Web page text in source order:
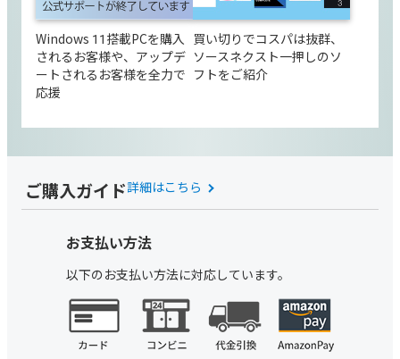
Windows 11搭載PCを購入
されるお客様や、アップデ
ートされるお客様を全力で
応援
買い切りでコスパは抜群、
ソースネクスト一押しのソ
フトをご紹介
ご購入ガイド詳細はこちら
お支払い方法
以下のお支払い方法に対応しています。